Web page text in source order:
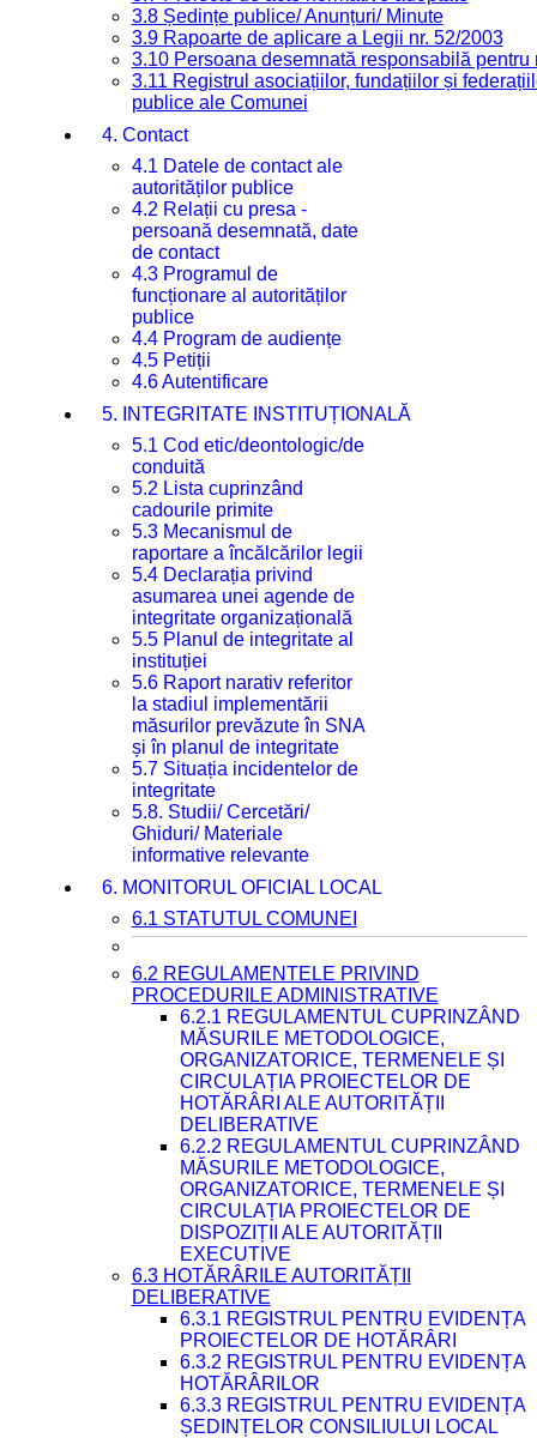
3.8 Ședințe publice/ Anunțuri/ Minute
3.9 Rapoarte de aplicare a Legii nr. 52/2003
3.10 Persoana desemnată responsabilă
3.11 Registrul asociațiilor, fundațiilor și
publice ale Comunei
4. Contact
4.1 Datele de contact ale
autorităților publice
4.2 Relații cu presa -
persoană desemnată, date
de contact
4.3 Programul de
funcționare al autorităților
publice
4.4 Program de audiențe
4.5 Petiții
4.6 Autentificare
5. INTEGRITATE INSTITUȚIONALĂ
5.1 Cod etic/deontologic/de
conduită
5.2 Lista cuprinzând
cadourile primite
5.3 Mecanismul de
raportare a încălcărilor legii
5.4 Declarația privind
asumarea unei agende de
integritate organizațională
5.5 Planul de integritate al
instituției
5.6 Raport narativ referitor
la stadiul implementării
măsurilor prevăzute în SNA
și în planul de integritate
5.7 Situația incidentelor de
integritate
5.8. Studii/ Cercetări/
Ghiduri/ Materiale
informative relevante
6. MONITORUL OFICIAL LOCAL
6.1 STATUTUL COMUNEI
6.2 REGULAMENTELE PRIVIND
PROCEDURILE ADMINISTRATIVE
6.2.1 REGULAMENTUL CUPRINZÂND
MĂSURILE METODOLOGICE,
ORGANIZATORICE, TERMENELE ȘI
CIRCULAȚIA PROIECTELOR DE
HOTĂRÂRI ALE AUTORITĂȚII
DELIBERATIVE
6.2.2 REGULAMENTUL CUPRINZÂND
MĂSURILE METODOLOGICE,
ORGANIZATORICE, TERMENELE ȘI
CIRCULAȚIA PROIECTELOR DE
DISPOZIȚII ALE AUTORITĂȚII
EXECUTIVE
6.3 HOTĂRÂRILE AUTORITĂȚII
DELIBERATIVE
6.3.1 REGISTRUL PENTRU EVIDENȚA
PROIECTELOR DE HOTĂRÂRI
6.3.2 REGISTRUL PENTRU EVIDENȚA
HOTĂRÂRILOR
6.3.3 REGISTRUL PENTRU EVIDENȚA
ȘEDINȚELOR CONSILIULUI LOCAL